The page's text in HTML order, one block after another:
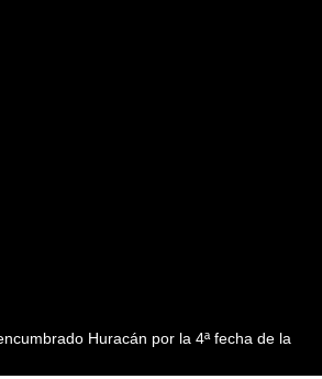
Huracán por la 4ª fecha de la